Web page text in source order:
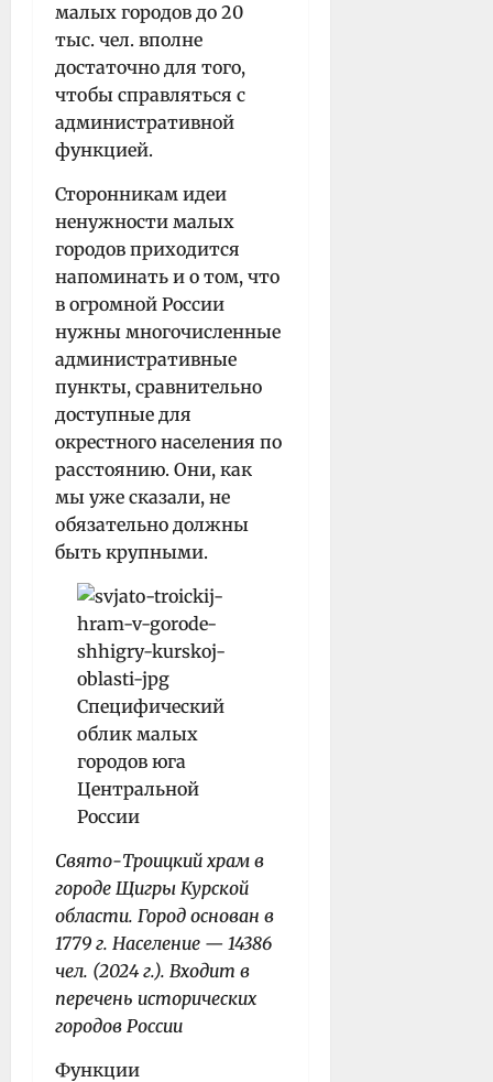
малых городов до 20
тыс. чел. вполне
достаточно для того,
чтобы справляться с
административной
функцией.
Сторонникам идеи
ненужности малых
городов приходится
напоминать и о том, что
в огромной России
нужны многочисленные
административные
пункты, сравнительно
доступные для
окрестного населения по
расстоянию. Они, как
мы уже сказали, не
обязательно должны
быть крупными.
Свято-Троицкий храм в
городе Щигры Курской
области. Город основан в
1779 г. Население — 14386
чел. (2024 г.). Входит в
перечень исторических
городов России
Функции